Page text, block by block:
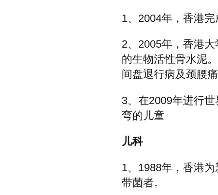
1、2004年，香港
2、2005年，香港
的生物活性骨水泥
间盘退行病及颈腰
3、在2009年进行
弯的儿童
儿科
1、1988年，香港
带菌者。